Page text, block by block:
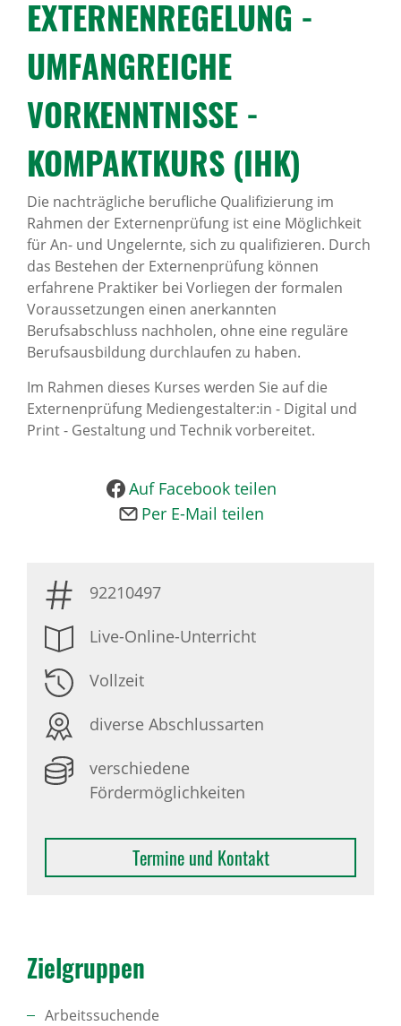
News Archiv
EXTER­NEN­RE­GE­LUNG -
UMFANG­REICHE
VORKENNT­NISSE -
KOMPAKT­KURS (IHK)
Die nachträgliche berufliche Qualifizierung im
Rahmen der Externenprüfung ist eine Möglichkeit
für An- und Ungelernte, sich zu qualifizieren. Durch
das Bestehen der Externenprüfung können
erfahrene Praktiker bei Vorliegen der formalen
Voraussetzungen einen anerkannten
Berufsabschluss nachholen, ohne eine reguläre
Berufsausbildung durchlaufen zu haben.
Im Rahmen dieses Kurses werden Sie auf die
Externenprüfung Mediengestalter:in - Digital und
Print - Gestaltung und Technik vorbereitet.
Auf Facebook teilen
Per E-Mail teilen
92210497
Live-Online-Unterricht
Vollzeit
diverse Abschlussarten
verschiedene
Fördermöglichkeiten
Termine und Kontakt
Ziel­gruppen
Arbeitssuchende